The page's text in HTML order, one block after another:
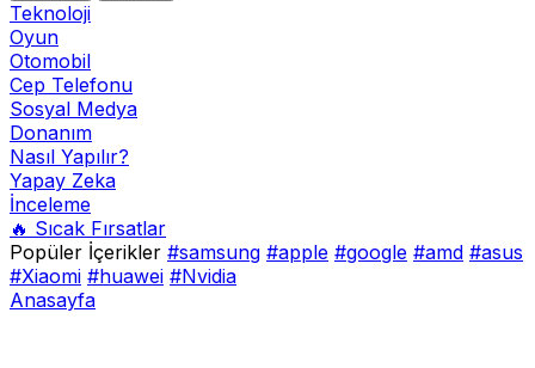
Teknoloji
Oyun
Otomobil
Cep Telefonu
Sosyal Medya
Donanım
Nasıl Yapılır?
Yapay Zeka
İnceleme
🔥 Sıcak Fırsatlar
Popüler İçerikler #samsung #apple #google #amd #asus
#Xiaomi #huawei #Nvidia
Anasayfa